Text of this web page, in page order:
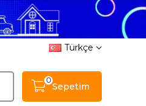
Türkçe
Sepetim
0